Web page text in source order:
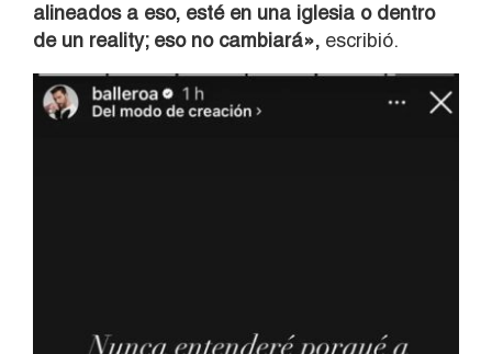
alineados a eso, esté en una iglesia o dentro
de un reality; eso no cambiará», escribió.